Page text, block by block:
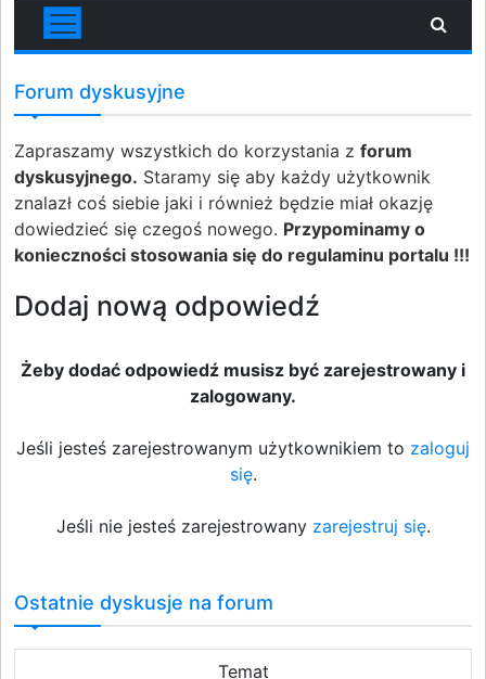
Forum dyskusyjne
Zapraszamy wszystkich do korzystania z forum
dyskusyjnego. Staramy się aby każdy użytkownik
znalazł coś siebie jaki i również będzie miał okazję
dowiedzieć się czegoś nowego. Przypominamy o
konieczności stosowania się do regulaminu portalu !!!
Dodaj nową odpowiedź
Żeby dodać odpowiedź musisz być zarejestrowany i
zalogowany.
Jeśli jesteś zarejestrowanym użytkownikiem to zaloguj
się.
Jeśli nie jesteś zarejestrowany zarejestruj się.
Ostatnie dyskusje na forum
Temat